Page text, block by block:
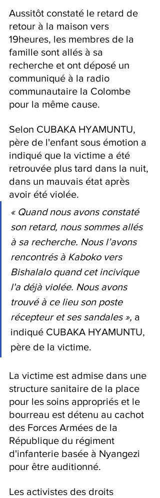
Aussitôt constaté le retard de
retour à la maison vers
19heures, les membres de la
famille sont allés à sa
recherche et ont déposé un
communiqué à la radio
communautaire la Colombe
pour la même cause.
Selon CUBAKA HYAMUNTU,
père de l'enfant sous émotion a
indiqué que la victime a été
retrouvée plus tard dans la nuit,
dans un mauvais état après
avoir été violée.
« Quand nous avons constaté
son retard, nous sommes allés
à sa recherche. Nous l’avons
rencontrés à Kaboko vers
Bishalalo quand cet incivique
l'a déjà violée. Nous avons
trouvé à ce lieu son poste
récepteur et ses sandales », a
indiqué CUBAKA HYAMUNTU,
père de la victime.
La victime est admise dans une
structure sanitaire de la place
pour les soins appropriés et le
bourreau est détenu au cachot
des Forces Armées de la
République du régiment
d'infanterie basée à Nyangezi
pour être auditionné.
Les activistes des droits